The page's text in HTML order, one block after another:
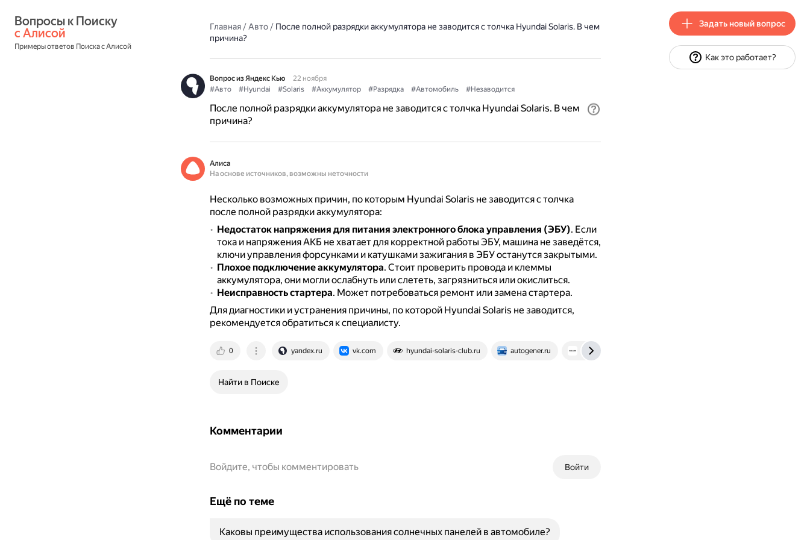
с Алисой
Примеры ответов Поиска с Алисой
Главная/Авто/ После полной разрядки аккумулятора не заводится с толчка Hyundai Solaris. В чем
причина?
Вопрос из Яндекс Кью
22 ноября
#Авто
#Hyundai #Solaris #Аккумулятор #Разрядка #Автомобиль #Незаводится
После полной разрядки аккумулятора не заводится с толчка Hyundai Solaris. В чем
причина?
Алиса
На основе источников, возможны неточности
Несколько возможных причин, по которым Hyundai Solaris не заводится с толчка
после полной разрядки аккумулятора:
Недостаток напряжения для питания электронного блока управления (ЭБУ). Если
тока и напряжения АКБ не хватает для корректной работы ЭБУ, машина не заведётся,
ключи управления форсунками и катушками зажигания в ЭБУ останутся закрытыми.
Плохое подключение аккумулятора. Стоит проверить провода и клеммы
аккумулятора, они могли ослабнуть или слететь, загрязниться или окислиться.
Неисправность стартера. Может потребоваться ремонт или замена стартера.
Для диагностики и устранения причины, по которой Hyundai Solaris не заводится,
рекомендуется обратиться к специалисту.
0 yandex.ru vk.com hyundai-solaris-club.ru autogener.ru solaris-club.net
Найти в Поиске
Комментарии
Войти
Войдите, чтобы комментировать
Ещё по теме
Каковы преимущества использования солнечных панелей в автомобиле?
Задать новый вопрос
Как это работает?